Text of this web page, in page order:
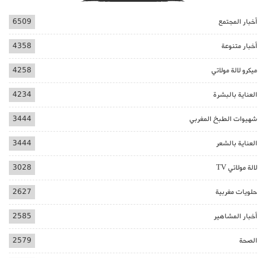
أخبار المجتمع 6509
أخبار متنوعة 4358
ميكرو لالة مولاتي 4258
العناية بالبشرة 4234
شهيوات الطبخ المغربي 3444
العناية بالشعر 3444
لالة مولاتي TV 3028
حلويات مغربية 2627
أخبار المشاهير 2585
الصحة 2579